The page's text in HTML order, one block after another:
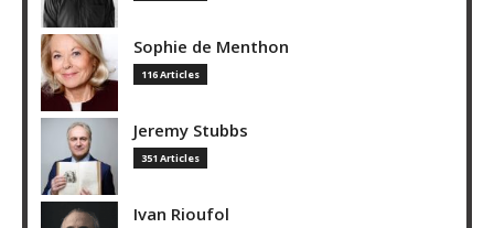
Sophie de Menthon
116 Articles
Jeremy Stubbs
351 Articles
Ivan Rioufol